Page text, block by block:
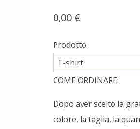
0,00 €
Prodotto
COME ORDINARE:
Dopo aver scelto la
colore, la taglia, la